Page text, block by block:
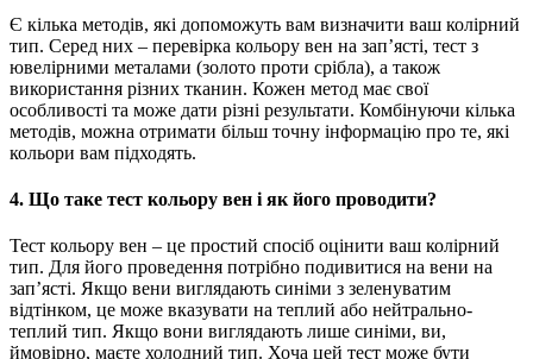
Є кілька методів, які допоможуть вам визначити ваш колірний
тип. Серед них – перевірка кольору вен на зап’ясті, тест з
ювелірними металами (золото проти срібла), а також
використання різних тканин. Кожен метод має свої
особливості та може дати різні результати. Комбінуючи кілька
методів, можна отримати більш точну інформацію про те, які
кольори вам підходять.
4. Що таке тест кольору вен і як його проводити?
Тест кольору вен – це простий спосіб оцінити ваш колірний
тип. Для його проведення потрібно подивитися на вени на
зап’ясті. Якщо вени виглядають синіми з зеленуватим
відтінком, це може вказувати на теплий або нейтрально-
теплий тип. Якщо вони виглядають лише синіми, ви,
ймовірно, маєте холодний тип. Хоча цей тест може бути